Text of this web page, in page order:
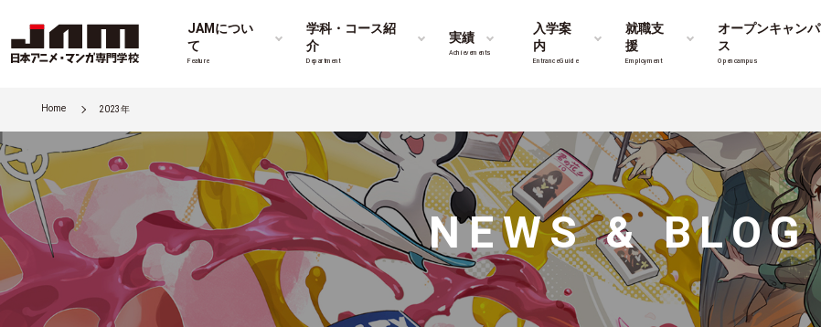
JAMについ
て
Feature
学科・コース紹
介
Department
実績
Achievements
入学案
内
Entrance Guide
就職支
援
Employment
オープンキャンパ
ス
Opencampus
Home 2023年
NEWS & BLOG